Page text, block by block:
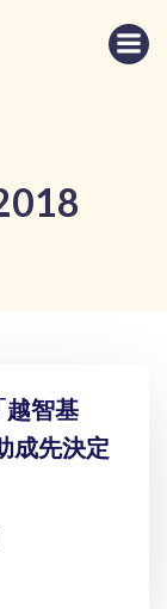
智基
成先決定